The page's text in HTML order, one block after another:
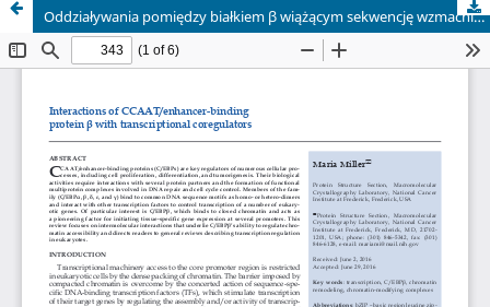
Oddziaływania pomiędzy białkiem β wiążącym sekwencję wzmacniającą CCAAT a regulatorami transkrypcyjnymi